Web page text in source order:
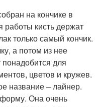
на кончике в
работы кисть держат
только самый кончик.
а потом из нее
для
цветов и кружев.
название – лайнер.
Она очень